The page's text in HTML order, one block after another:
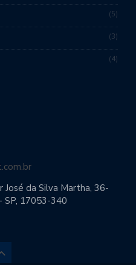
5
3
4
José da Silva Martha, 36-
SP, 17053-340